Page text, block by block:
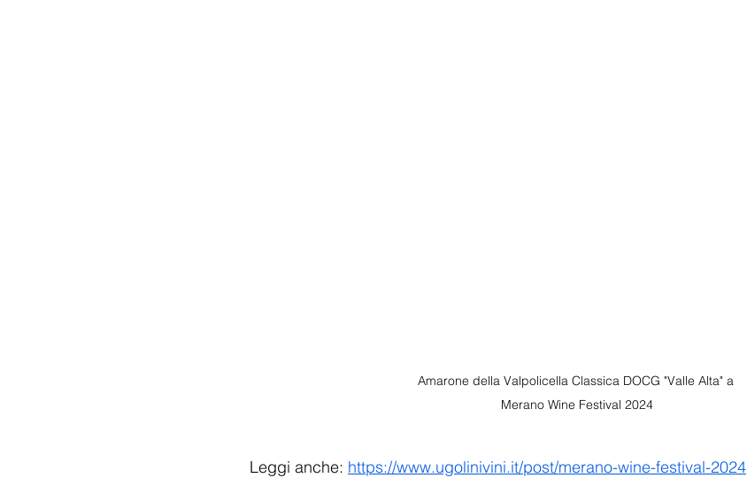
Amarone della Valpolicella Classica DOCG "Valle Alta" a
Merano Wine Festival 2024
Leggi anche: https://www.ugolinivini.it/post/merano-wine-festival-2024